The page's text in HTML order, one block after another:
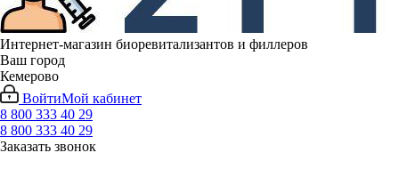
Интернет-магазин биоревитализантов и филлеров
Ваш город
Кемерово
ВойтиМой кабинет
8 800 333 40 29
8 800 333 40 29
Заказать звонок